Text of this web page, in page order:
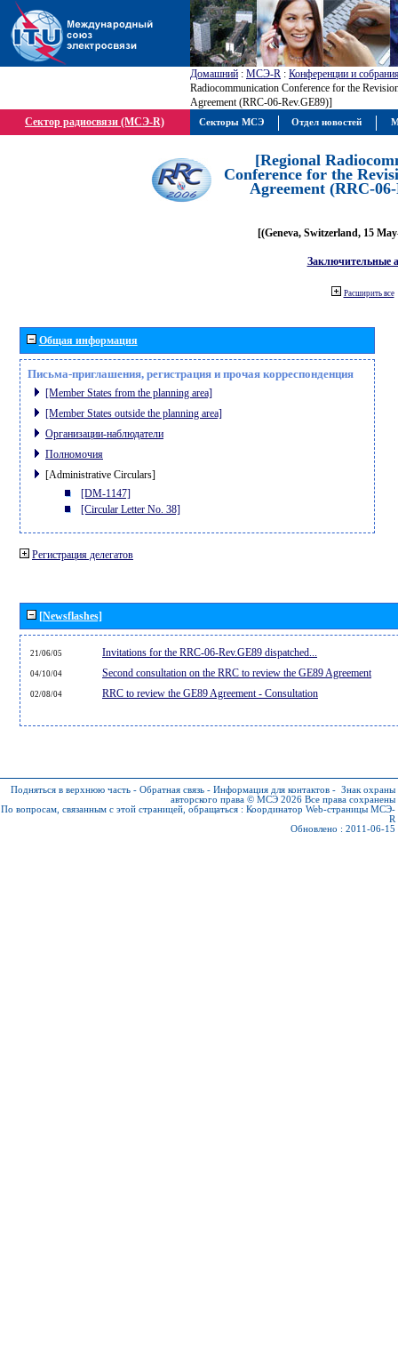
Домашний : МСЭ-R : Конференции и
Radiocommunication Conference for the
Agreement (RRC-06-Rev.GE89)]
Сектор радиосвязи (МСЭ-R)
[Regional
Conference for the
Agreement (RRC-
[(Geneva, Switzerland, 15
Заключительные
Расширить все
Общая информация
Письма-приглашения, регистрация и прочая корреспонденция
[Member States from the planning area]
[Member States outside the planning area]
Организации-наблюдатели
Полномочия
[Administrative Circulars]
[DM-1147]
[Circular Letter No. 38]
Регистрация делегатов
[Newsflashes]
21/06/05 Invitations for the RRC-06-Rev.GE89 dispatched...
04/10/04 Second consultation on the RRC to review the GE89 Agreement
02/08/04 RRC to review the GE89 Agreement - Consultation
Подняться в верхнюю часть - Обратная связь - Информация для контактов - Знак охраны
авторского права © МСЭ 2026 Все права сохранены
По вопросам, связанным с этой страницей, обращаться : Координатор Web-страницы МСЭ-
R
Обновлено : 2011-06-15
Секторы МСЭ Отдел новостей